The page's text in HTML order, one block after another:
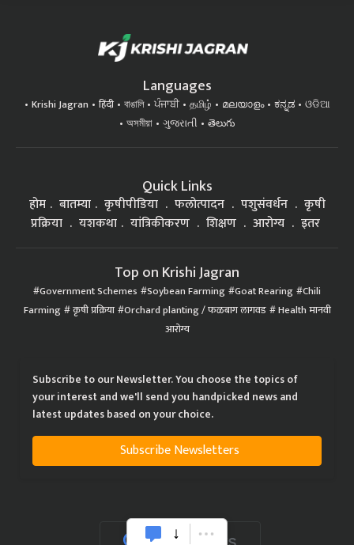
Languages
Krishi Jagran हिंदी বাঙালি ਪੰਜਾਬੀ தமிழ் മലയാളം ಕನ್ನಡ
ଓଡିଆ
অসমীয়া
ગુજરાતી తెలుగు
Quick Links
होम बातम्या कृषीपीडिया फलोत्पादन पशुसंवर्धन
कृषी
प्रक्रिया
यशकथा यांत्रिकीकरण शिक्षण आरोग्य इतर
Top on Krishi Jagran
Government Schemes Soybean Farming Goat Rearing Chili
Farming कृषी प्रक्रिया Orchard planting / फळबाग लागवड Health मानवी
आरोग्य
Subscribe to our Newsletter. You choose the topics of
your interest and we'll send you handpicked news and
latest updates based on your choice.
Subscribe Newsletters